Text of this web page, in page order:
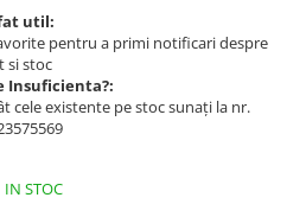
util:
pentru a primi notificari despre
si stoc
Insuficienta?:
cele existente pe stoc sunați la nr.
IN STOC